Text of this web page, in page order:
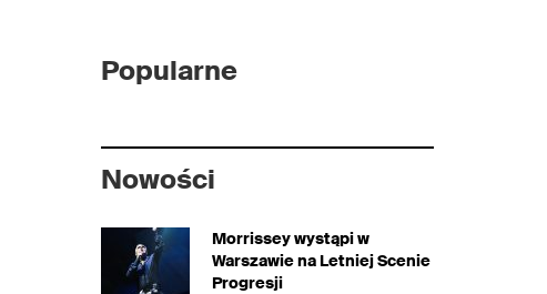
Popularne
Nowości
Morrissey wystąpi w
Warszawie na Letniej Scenie
Progresji